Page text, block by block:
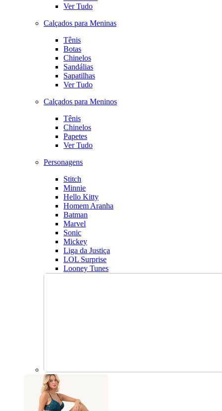
Ver Tudo
Calçados para Meninas
Tênis
Botas
Chinelos
Sandálias
Sapatilhas
Ver Tudo
Calçados para Meninos
Tênis
Chinelos
Papetes
Ver Tudo
Personagens
Stitch
Minnie
Hello Kitty
Homem Aranha
Batman
Marvel
Sonic
Mickey
Liga da Justiça
LOL Surprise
Looney Tunes